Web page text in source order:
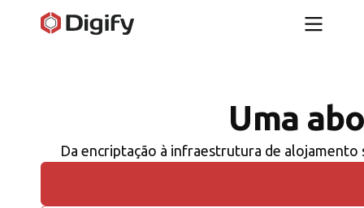
Uma
Da encriptação à infraestrutura de alojamento